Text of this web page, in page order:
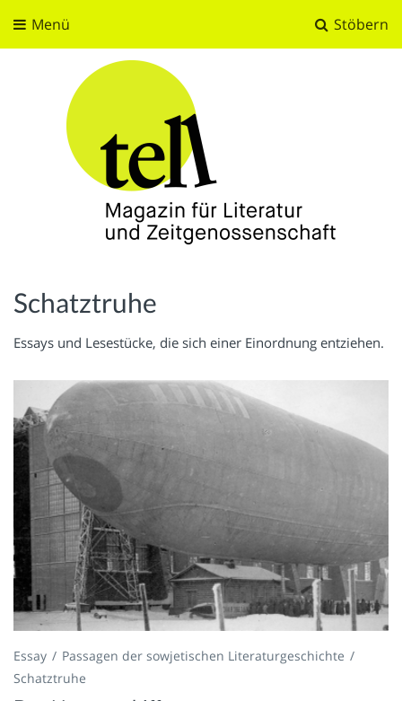
Stöbern
Menü
Schatztruhe
Essays und Lesestücke, die sich einer Einordnung entziehen.
Essay
Passagen der sowjetischen Literaturgeschichte
Schatztruhe